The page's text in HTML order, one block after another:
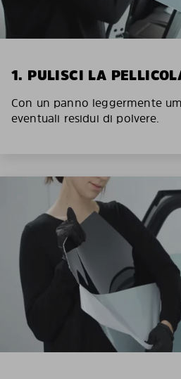
1. PULISCI LA
Con un panno leggermente
eventuali residui di polvere.